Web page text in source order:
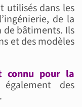
utilisés dans les
de la
bâtiments. Ils
et des modèles
connu pour la
des